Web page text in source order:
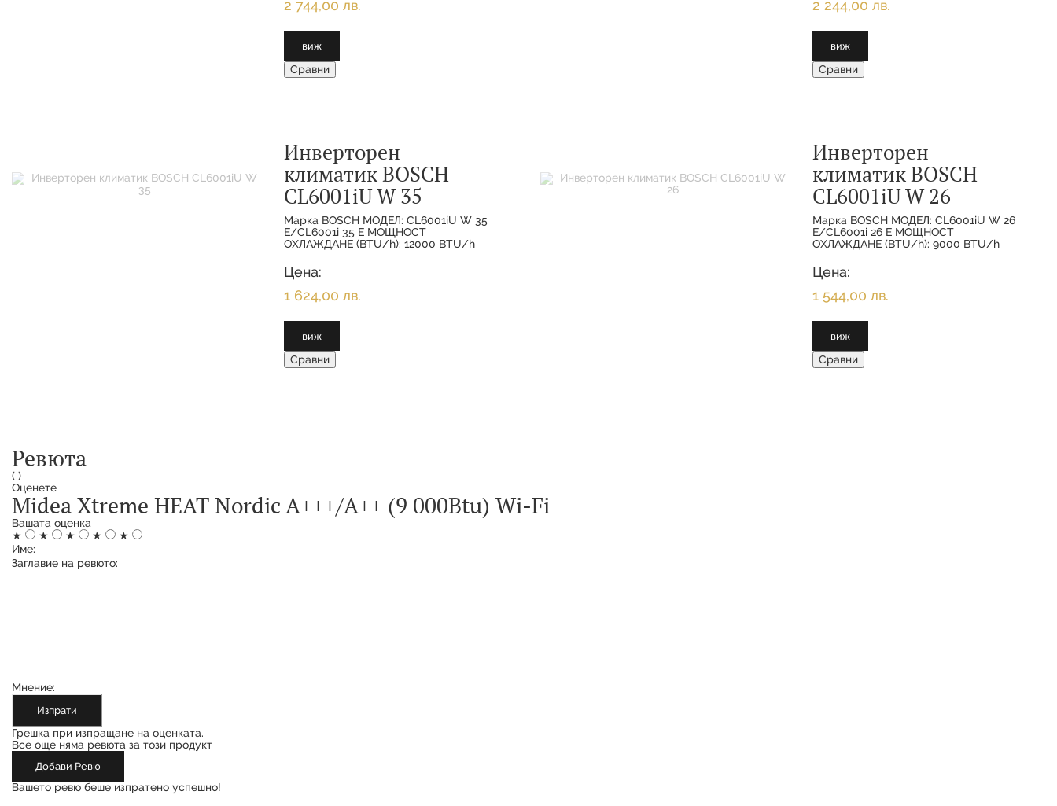
2 744,00 лв.
виж
Сравни
2 244,00 лв.
виж
Сравни
Инверторен
климатик BOSCH
CL6001iU W 35
Марка BOSCH МОДЕЛ: CL6001iU W 35
E/CL6001i 35 E МОЩНОСТ
ОХЛАЖДАНЕ (BTU/h): 12000 BTU/h
3.500 KW МОЩНОСТ
ОТОПЛЕНИЕ(НОМИНАЛНА):
Цена:
1 624,00 лв.
виж
Сравни
Инверторен
климатик BOSCH
CL6001iU W 26
Марка BOSCH МОДЕЛ: CL6001iU W 26
E/CL6001i 26 E МОЩНОСТ
ОХЛАЖДАНЕ (BTU/h): 9000 BTU/h
2.600 KW МОЩНОСТ
ОТОПЛЕНИЕ(НОМИНАЛНА):
Цена:
1 544,00 лв.
виж
Сравни
Ревюта
( )
Оценете
Midea Xtreme HEAT Nordic A+++/A++ (9 000Btu) Wi-Fi
Вашата оценка
★
★ ★ ★
★
Име:
Заглавие на ревюто:
Мнение:
Изпрати
Грешка при изпращане на оценката.
Все още няма ревюта за този продукт
Добави Ревю
Вашето ревю беше изпратено успешно!